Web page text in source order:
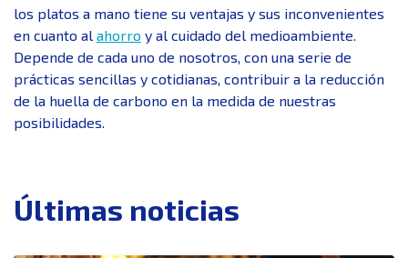
los platos a mano tiene su ventajas y sus inconvenientes
en cuanto al ahorro y al cuidado del medioambiente.
Depende de cada uno de nosotros, con una serie de
prácticas sencillas y cotidianas, contribuir a la reducción
de la huella de carbono en la medida de nuestras
posibilidades.
Últimas noticias